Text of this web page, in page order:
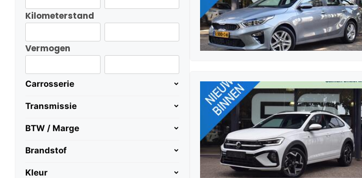
Kilometerstand
Vermogen
Carrosserie
Transmissie
BTW / Marge
Brandstof
Kleur